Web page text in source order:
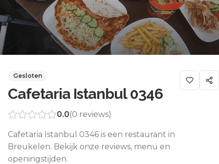
Gesloten
Cafetaria Istanbul 0346
0.0(0 reviews)
Cafetaria Istanbul 0346 is een restaurant in
Breukelen. Bekijk onze reviews, menu en
openingstijden.